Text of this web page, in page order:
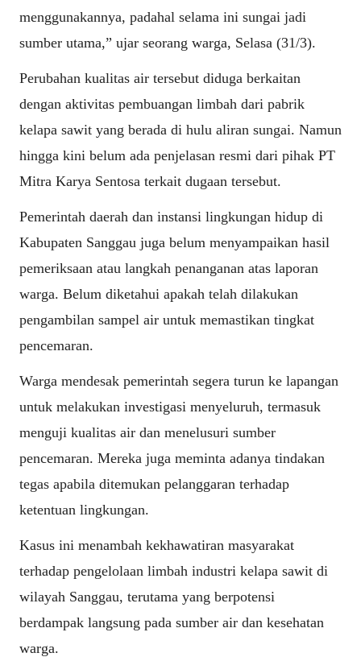
menggunakannya, padahal selama ini sungai jadi
sumber utama,” ujar seorang warga, Selasa (31/3).
Perubahan kualitas air tersebut diduga berkaitan
dengan aktivitas pembuangan limbah dari pabrik
kelapa sawit yang berada di hulu aliran sungai. Namun
hingga kini belum ada penjelasan resmi dari pihak PT
Mitra Karya Sentosa terkait dugaan tersebut.
Pemerintah daerah dan instansi lingkungan hidup di
Kabupaten Sanggau juga belum menyampaikan hasil
pemeriksaan atau langkah penanganan atas laporan
warga. Belum diketahui apakah telah dilakukan
pengambilan sampel air untuk memastikan tingkat
pencemaran.
Warga mendesak pemerintah segera turun ke lapangan
untuk melakukan investigasi menyeluruh, termasuk
menguji kualitas air dan menelusuri sumber
pencemaran. Mereka juga meminta adanya tindakan
tegas apabila ditemukan pelanggaran terhadap
ketentuan lingkungan.
Kasus ini menambah kekhawatiran masyarakat
terhadap pengelolaan limbah industri kelapa sawit di
wilayah Sanggau, terutama yang berpotensi
berdampak langsung pada sumber air dan kesehatan
warga.